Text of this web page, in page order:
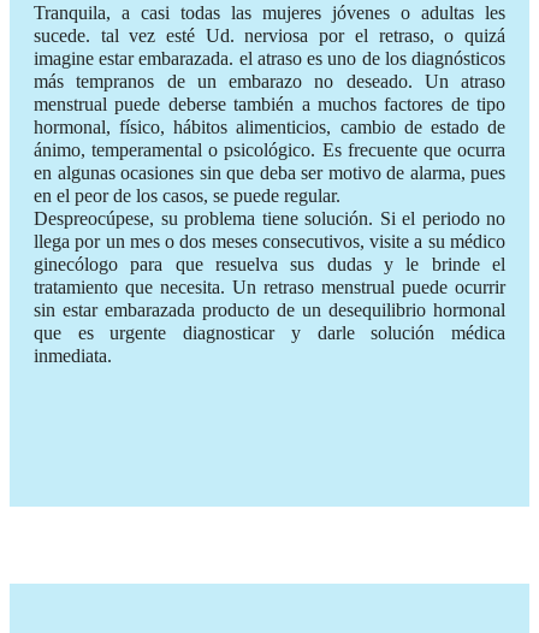
Tranquila, a casi todas las mujeres jóvenes o adultas les
sucede. tal vez esté Ud. nerviosa por el retraso, o quizá
imagine estar embarazada. el atraso es uno de los diagnósticos
más tempranos de un embarazo no deseado. Un atraso
menstrual puede deberse también a muchos factores de tipo
hormonal, físico, hábitos alimenticios, cambio de estado de
ánimo, temperamental o psicológico. Es frecuente que ocurra
en algunas ocasiones sin que deba ser motivo de alarma, pues
en el peor de los casos, se puede regular.
Despreocúpese, su problema tiene solución. Si el periodo no
llega por un mes o dos meses consecutivos, visite a su médico
ginecólogo para que resuelva sus dudas y le brinde el
tratamiento que necesita. Un retraso menstrual puede ocurrir
sin estar embarazada producto de un desequilibrio hormonal
que es urgente diagnosticar y darle solución médica
inmediata.